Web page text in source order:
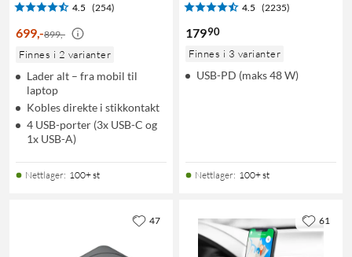
4.5 (254)
699,-899,-
Finnes i 2 varianter
Lader alt – fra mobil til
laptop
Kobles direkte i stikkontakt
4 USB-porter (3x USB-C og
1x USB-A)
Nettlager: 100+ st
4.5 (2235)
17990
Finnes i 3 varianter
USB-PD (maks 48 W)
Nettlager: 100+ st
47 61